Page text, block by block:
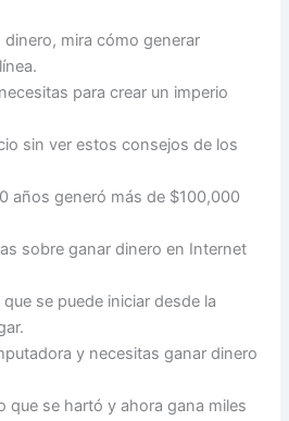
mira cómo generar
para crear un imperio
sin ver estos consejos de los
años generó más de $100,000
sobre ganar dinero en Internet
se puede iniciar desde la
y necesitas ganar dinero
que se hartó y ahora gana miles